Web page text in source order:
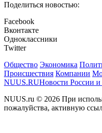
Поделиться новостью:
Facebook
Вконтакте
Одноклассники
Twitter
Общество Экономика
Происшествия Компании
NUUS.RUНовости России
NUUS.ru © 2026 При
пожалуйства, активную